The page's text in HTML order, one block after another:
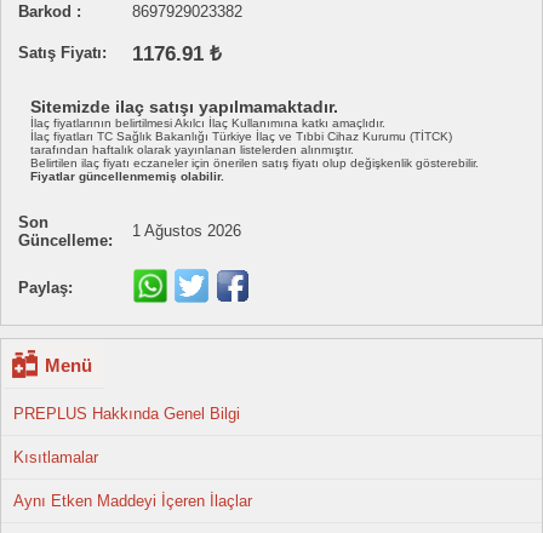
Barkod :
8697929023382
Satış Fiyatı: 1176.91 ₺
Sitemizde ilaç satışı yapılmamaktadır.
İlaç fiyatlarının belirtilmesi Akılcı İlaç Kullanımına katkı amaçlıdır.
İlaç fiyatları TC Sağlık Bakanlığı Türkiye İlaç ve Tıbbi Cihaz Kurumu (TİTCK)
tarafından haftalık olarak yayınlanan listelerden alınmıştır.
Belirtilen ilaç fiyatı eczaneler için önerilen satış fiyatı olup değişkenlik gösterebilir.
Fiyatlar güncellenmemiş olabilir.
Son
Güncelleme:
1 Ağustos 2026
Paylaş:
Menü
PREPLUS Hakkında Genel Bilgi
Kısıtlamalar
Aynı Etken Maddeyi İçeren İlaçlar